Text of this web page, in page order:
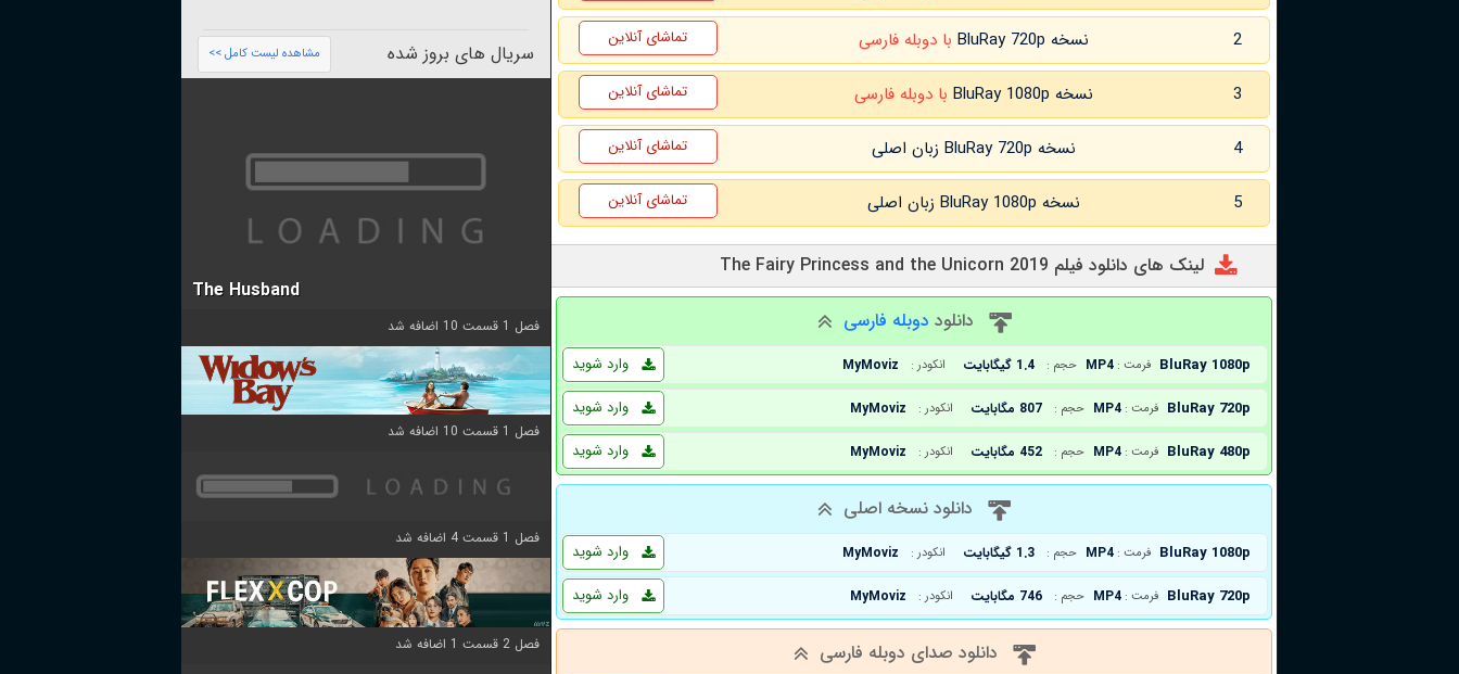
2 نسخه BluRay 720p با دوبله فارسی تماشای آنلاین
3 نسخه BluRay 1080p با دوبله فارسی تماشای آنلاین
4 نسخه BluRay 720p زبان اصلی تماشای آنلاین
5 نسخه BluRay 1080p زبان اصلی تماشای آنلاین
لینک های دانلود فیلم The Fairy Princess and the Unicorn 2019
دانلود دوبله فارسی
BluRay 1080p فرمت : MP4 حجم : 1.4 گیگابایت انکودر : MyMoviz
وارد شوید
BluRay 720p فرمت : MP4 حجم : 807 مگابایت انکودر : MyMoviz
وارد شوید
BluRay 480p فرمت : MP4 حجم : 452 مگابایت انکودر : MyMoviz وارد شوید
دانلود نسخه اصلی
BluRay 1080p فرمت : MP4 حجم : 1.3 گیگابایت انکودر : MyMoviz
وارد شوید
BluRay 720p فرمت : MP4 حجم : 746 مگابایت انکودر : MyMoviz وارد شوید
دانلود صدای دوبله فارسی
سریال های بروز شده مشاهده لیست کامل >>
The Husband
فصل 1 قسمت 10 اضافه شد
فصل 1 قسمت 10 اضافه شد
فصل 1 قسمت 4 اضافه شد
فصل 2 قسمت 1 اضافه شد